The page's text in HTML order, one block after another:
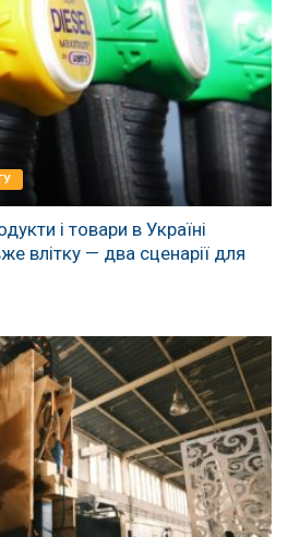
і товари в Україні
влітку — два сценарії для